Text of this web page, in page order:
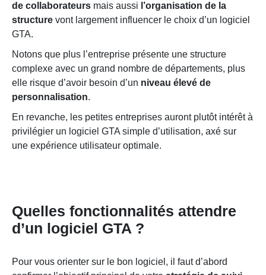
de collaborateurs mais aussi l’organisation de la
structure vont largement influencer le choix d’un logiciel
GTA.
Notons que plus l’entreprise présente une structure
complexe avec un grand nombre de départements, plus
elle risque d’avoir besoin d’un niveau élevé de
personnalisation.
En revanche, les petites entreprises auront plutôt intérêt à
privilégier un logiciel GTA simple d’utilisation, axé sur
une expérience utilisateur optimale.
Quelles fonctionnalités attendre
d’un logiciel GTA ?
Pour vous orienter sur le bon logiciel, il faut d’abord